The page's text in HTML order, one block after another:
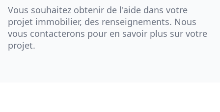
Vous souhaitez obtenir de l'aide dans votre
projet immobilier, des renseignements. Nous
vous contacterons pour en savoir plus sur votre
projet.